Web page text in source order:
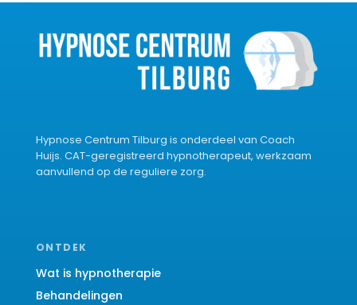
Hypnose Centrum Tilburg is onderdeel van Coach
Huijs. CAT-geregistreerd hypnotherapeut, werkzaam
aanvullend op de reguliere zorg.
ONTDEK
Wat is hypnotherapie
Behandelingen